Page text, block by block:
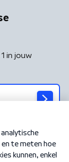
in jouw